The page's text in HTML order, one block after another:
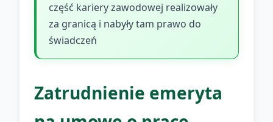
część kariery zawodowej realizowały
za granicą i nabyły tam prawo do
świadczeń
Zatrudnienie emeryta